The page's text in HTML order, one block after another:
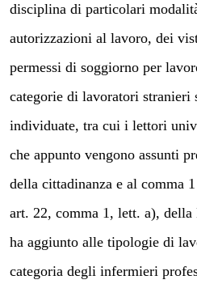
disciplina di particolari
autorizzazioni al lavoro, dei
permessi di soggiorno per
categorie di lavoratori stranieri
individuate, tra cui i lettori
che appunto vengono assunti
della cittadinanza e al comma
art. 22, comma 1, lett. a),
ha aggiunto alle tipologie di
categoria degli infermieri